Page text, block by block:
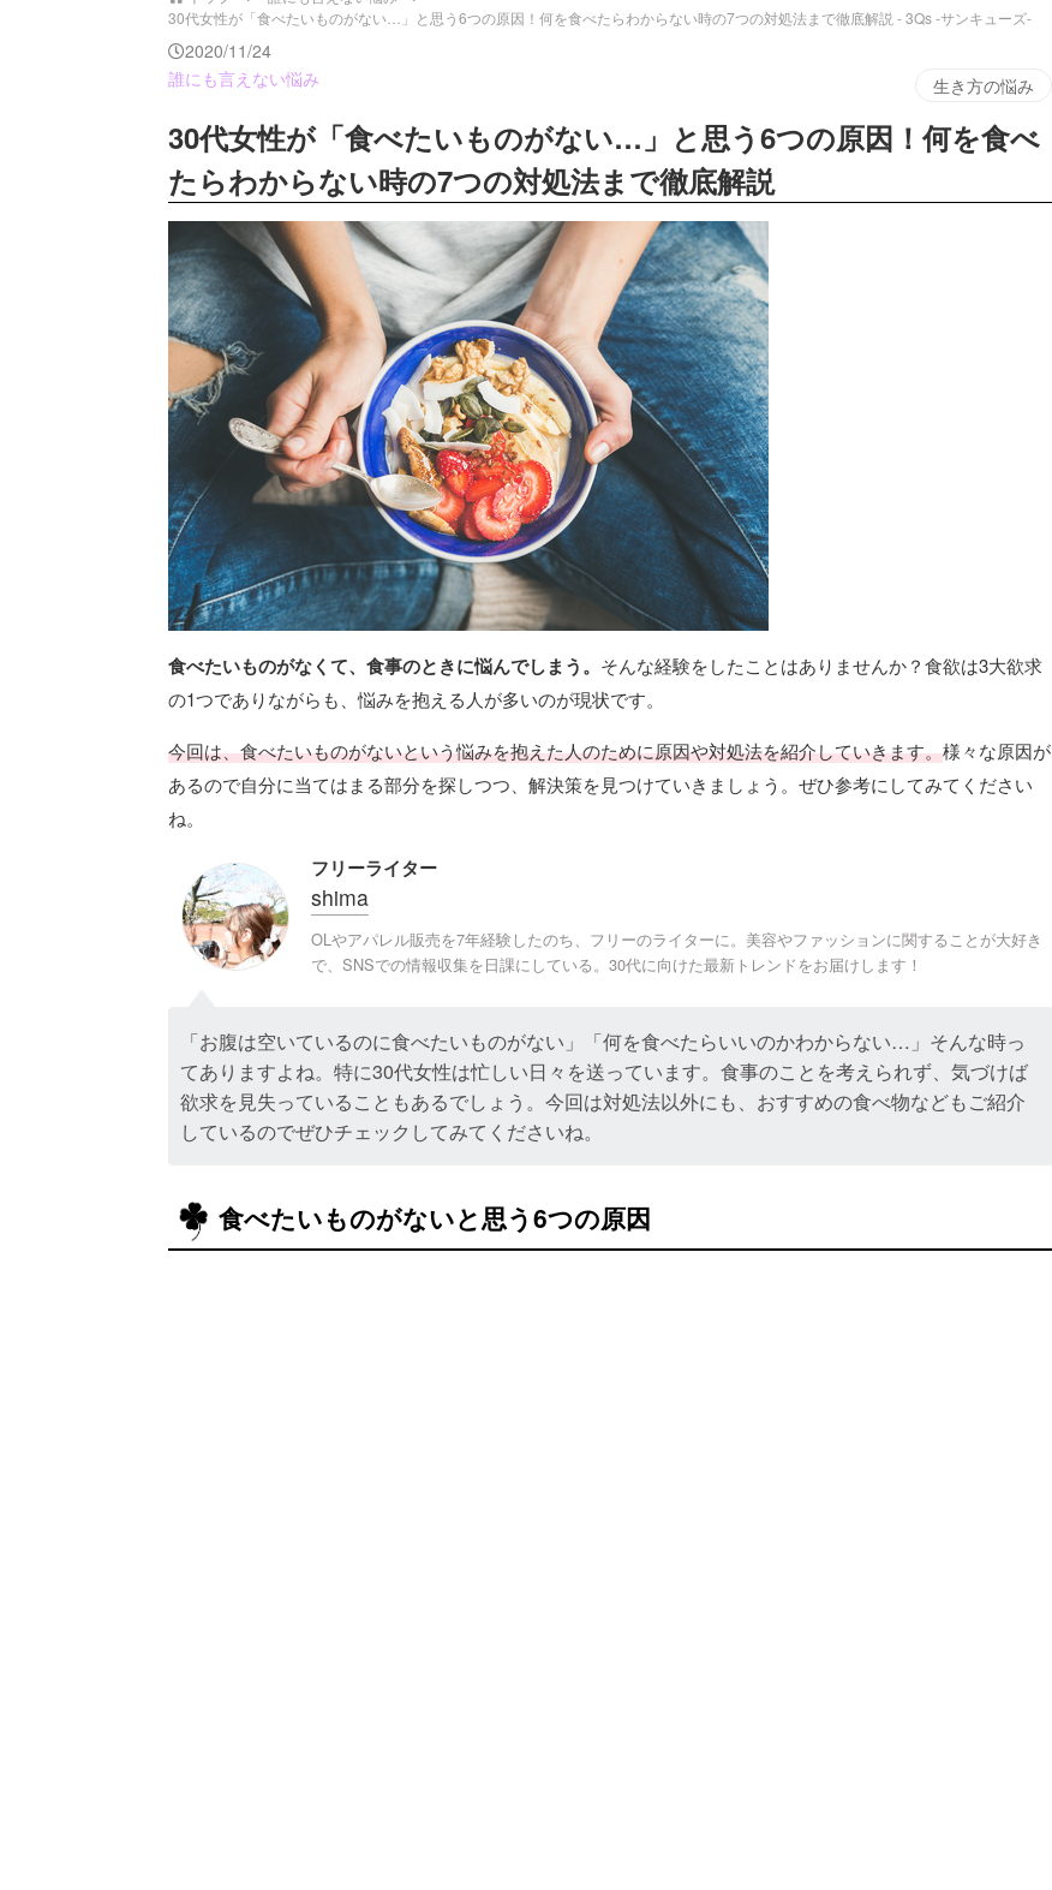
30代女性が「食べたいものがない…」と思う6つの原因！何を食べたらわからない時の7つの対処法まで徹底解説 - 3Qs -サンキューズ-
2020/11/24
誰にも言えない悩み 生き方の悩み
30代女性が「食べたいものがない…」と思う6つの原因！何を食べ
たらわからない時の7つの対処法まで徹底解説
食べたいものがなくて、食事のときに悩んでしまう。 そんな経験をしたことはありませんか？食欲は3大欲求
の1つでありながらも、悩みを抱える人が多いのが現状です。
今回は、食べたいものがないという悩みを抱えた人のために原因や対処法を紹介していきます。様々な原因が
あるので自分に当てはまる部分を探しつつ、解決策を見つけていきましょう。ぜひ参考にしてみてください
ね。
フリーライター
shima
OLやアパレル販売を7年経験したのち、フリーのライターに。美容やファッションに関することが大好き
で、SNSでの情報収集を日課にしている。30代に向けた最新トレンドをお届けします！
「お腹は空いているのに食べたいものがない」「何を食べたらいいのかわからない…」そんな時っ
てありますよね。特に30代女性は忙しい日々を送っています。食事のことを考えられず、気づけば
欲求を見失っていることもあるでしょう。今回は対処法以外にも、おすすめの食べ物などもご紹介
しているのでぜひチェックしてみてくださいね。
食べたいものがないと思う6つの原因